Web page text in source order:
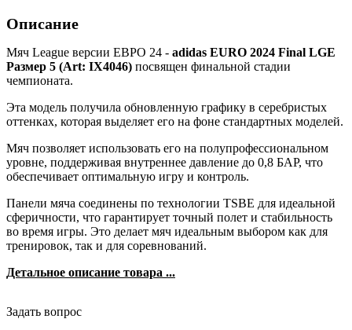
Описание
Мяч League версии ЕВРО 24 - adidas EURO 2024 Final LGE
Размер 5 (Art: IX4046) посвящен финальной стадии
чемпионата.
Эта модель получила обновленную графику в серебристых
оттенках, которая выделяет его на фоне стандартных моделей.
Мяч позволяет использовать его на полупрофессиональном
уровне, поддерживая внутреннее давление до 0,8 БАР, что
обеспечивает оптимальную игру и контроль.
Панели мяча соединены по технологии TSBE для идеальной
сферичности, что гарантирует точный полет и стабильность
во время игры. Это делает мяч идеальным выбором как для
тренировок, так и для соревнований.
Детальное описание товара ...
Задать вопрос